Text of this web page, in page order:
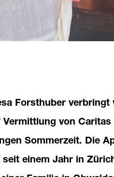
Forsthuber verbringt
von Caritas
Sommerzeit. Die
einem Jahr in